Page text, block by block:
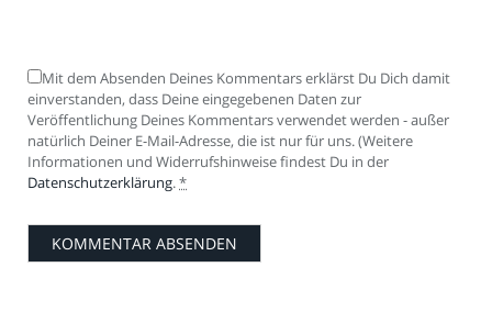
Mit dem Absenden Deines Kommentars erklärst Du Dich damit
einverstanden, dass Deine eingegebenen Daten zur
Veröffentlichung Deines Kommentars verwendet werden - außer
natürlich Deiner E-Mail-Adresse, die ist nur für uns. (Weitere
Informationen und Widerrufshinweise findest Du in der
Datenschutzerklärung.*